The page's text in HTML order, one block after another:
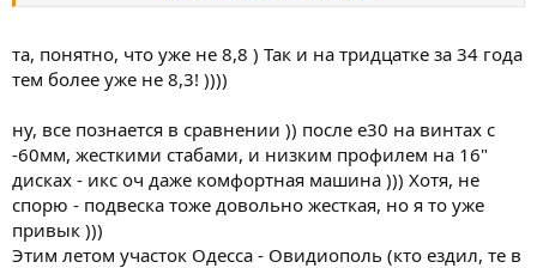
как он скачет по хреновой дороге.. аж улыбка наворачивается
и не понимаю, как я 5 лет на нем прыгал
езды по ровной трассе компенсировали и затмевали мне его
серию и прозрел от того, какой примерно должен быть
комфорт.
Что правда после Хундая мне Х5 показался тогда 7 лет назад
просто космическим кораблем и я 2 года не мог на нем
накататься
та, понятно, что уже не 8,8 ) Так и на тридцатке за 34 года
тем более уже не 8,3! ))))
ну, все познается в сравнении )) после е30 на винтах с
-60мм, жесткими стабами, и низким профилем на 16"
дисках - икс оч даже комфортная машина ))) Хотя, не
спорю - подвеска тоже довольно жесткая, но я то уже
привык )))
Этим летом участок Одесса - Овидиополь (кто ездил, те в